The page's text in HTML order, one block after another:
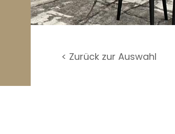
< Zurück zur Auswahl